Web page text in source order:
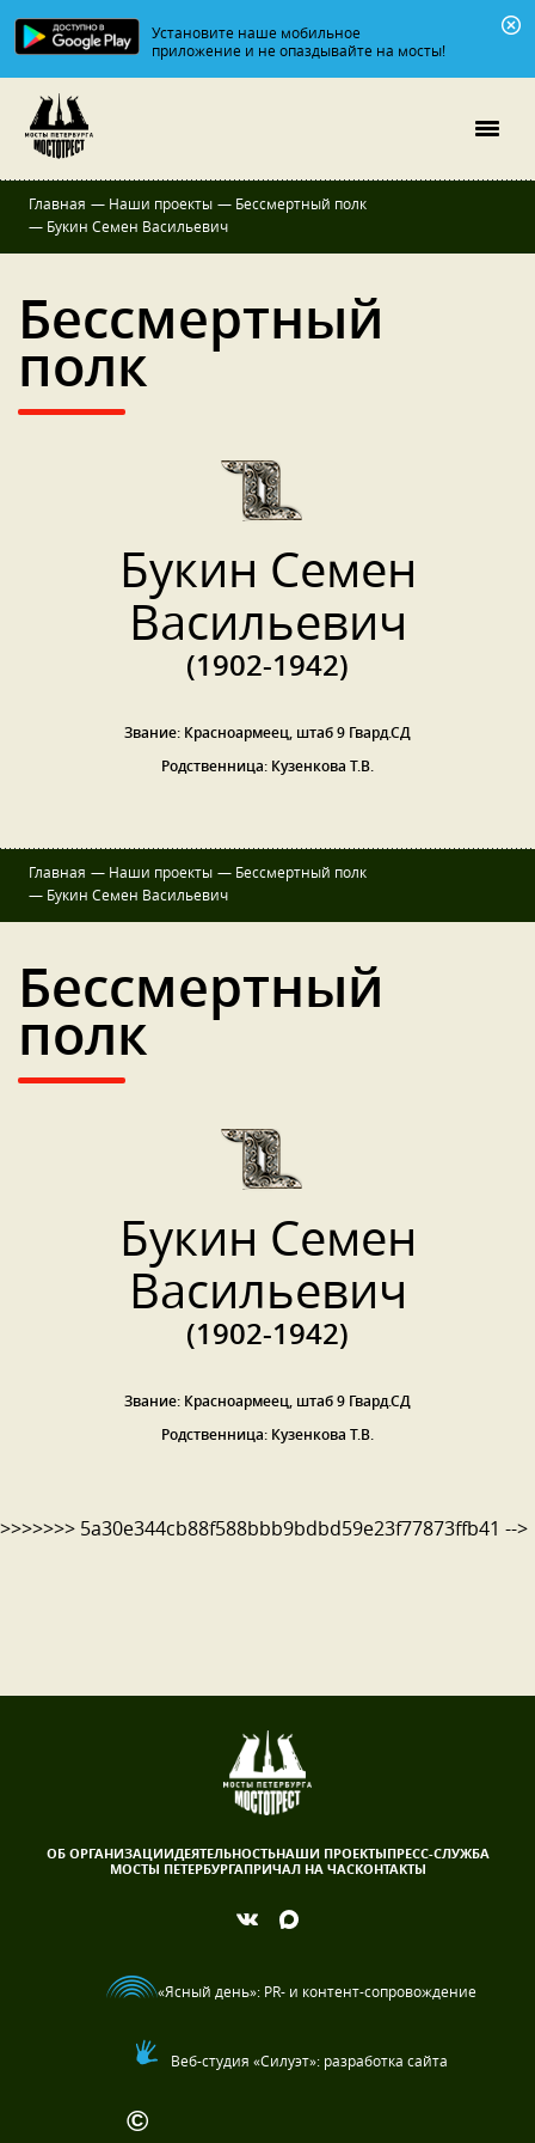
Установите наше мобильное
приложение и не опаздывайте на мосты!
Главная — Наши проекты — Бессмертный полк
— Букин Семен Васильевич
Бессмертный
полк
Букин Семен
Васильевич
(1902-1942)
Звание: Красноармеец, штаб 9 Гвард.СД
Родственница: Кузенкова Т.В.
Главная — Наши проекты — Бессмертный полк
— Букин Семен Васильевич
Бессмертный
полк
Букин Семен
Васильевич
(1902-1942)
Звание: Красноармеец, штаб 9 Гвард.СД
Родственница: Кузенкова Т.В.
>>>>>>> 5a30e344cb88f588bbb9bdbd59e23f77873ffb41 -->
ОБ ОРГАНИЗАЦИИДЕЯТЕЛЬНОСТЬНАШИ ПРОЕКТЫПРЕСС-СЛУЖБА
МОСТЫ ПЕТЕРБУРГАПРИЧАЛ НА ЧАСКОНТАКТЫ
©
«Ясный день»: PR- и контент-сопровождение
Веб-студия «Силуэт»: разработка сайта